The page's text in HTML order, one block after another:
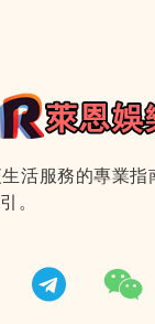
活服務的專業指
。